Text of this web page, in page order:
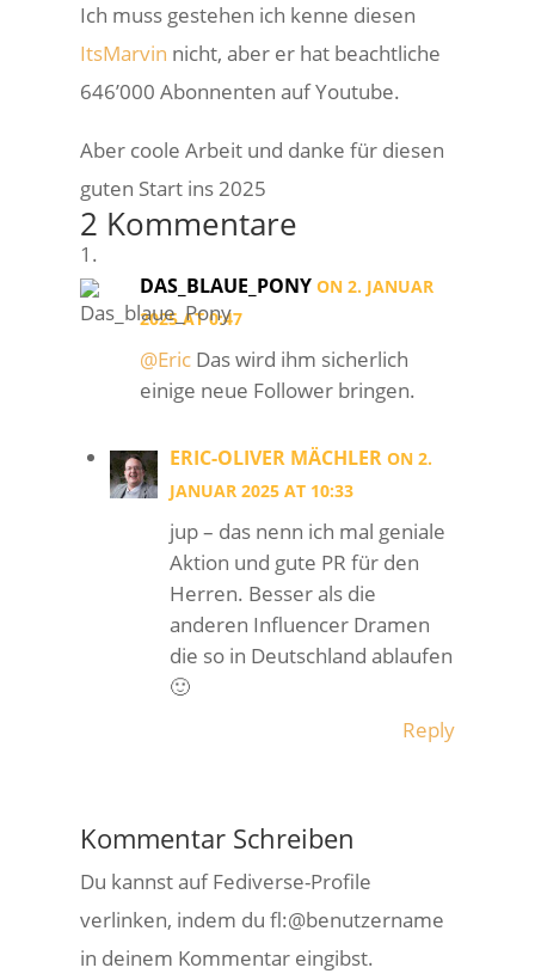
Ich muss gestehen ich kenne diesen
ItsMarvin nicht, aber er hat beachtliche
646’000 Abonnenten auf Youtube.
Aber coole Arbeit und danke für diesen
guten Start ins 2025
2 Kommentare
DAS_BLAUE_PONY ON 2. JANUAR
2025 AT 0:47
@Eric Das wird ihm sicherlich
einige neue Follower bringen.
ERIC-OLIVER MÄCHLER ON 2.
JANUAR 2025 AT 10:33
jup – das nenn ich mal geniale
Aktion und gute PR für den
Herren. Besser als die
anderen Influencer Dramen
die so in Deutschland ablaufen
🙂
Reply
Kommentar Schreiben
Du kannst auf Fediverse-Profile
verlinken, indem du fl:@benutzername
in deinem Kommentar eingibst.